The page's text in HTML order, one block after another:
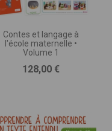
Contes et langage à
l'école maternelle •
Volume 1
Prix
128,00 €